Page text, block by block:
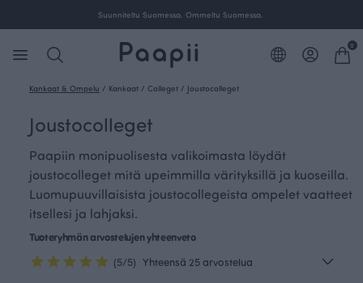
Ilmainen toimitus yli 100 € tilauksille Suomessa.
0
Kankaat & Ompelu / Kankaat / Colleget / Joustocolleget
Joustocolleget
Paapiin monipuolisesta valikoimasta löydät
joustocolleget mitä upeimmilla värityksillä ja kuoseilla.
Luomupuuvillaisista joustocollegeista ompelet vaatteet
itsellesi ja lahjaksi.
Tuoteryhmän arvostelujen yhteenveto
(5/5) Yhteensä 25 arvostelua